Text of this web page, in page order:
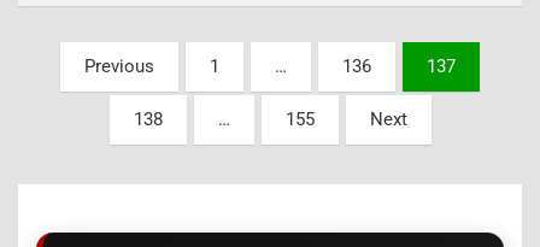
Paginación
entradas
Previous 1 … 136 137
138 … 155 Next